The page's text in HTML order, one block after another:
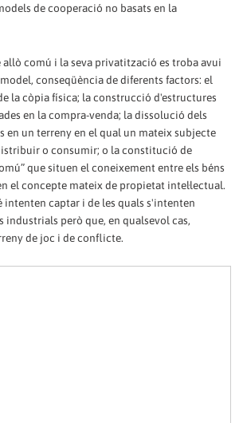
de cooperació no basats en la
comú i la seva privatització es troba avui
conseqüència de diferents factors: el
la còpia física; la construcció d'estructures
en la compra-venda; la dissolució dels
en un terreny en el qual un mateix subjecte
o consumir; o la constitució de
que situen el coneixement entre els béns
el concepte mateix de propietat intel·lectual.
intenten captar i de les quals s'intenten
industrials però que, en qualsevol cas,
de joc i de conflicte.